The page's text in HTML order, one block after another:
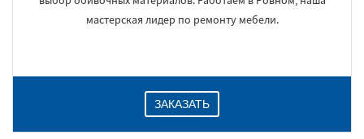
мастерская лидер по ремонту мебели.
ЗАКАЗАТЬ